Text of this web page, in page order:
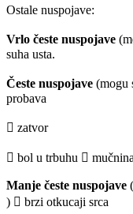
Ostale nuspojave:
Vrlo česte nuspojave
suha usta.
Česte nuspojave (mogu
probava
 zatvor
 bol u trbuhu  mučnina
Manje česte nuspojave
)  brzi otkucaji srca